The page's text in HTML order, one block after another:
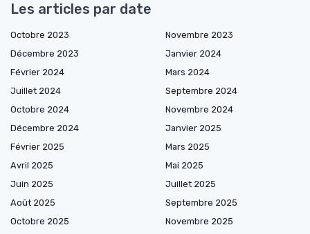
Les articles par date
Octobre 2023
Novembre 2023
Décembre 2023
Janvier 2024
Février 2024
Mars 2024
Juillet 2024
Septembre 2024
Octobre 2024
Novembre 2024
Décembre 2024
Janvier 2025
Février 2025
Mars 2025
Avril 2025
Mai 2025
Juin 2025
Juillet 2025
Août 2025
Septembre 2025
Octobre 2025
Novembre 2025